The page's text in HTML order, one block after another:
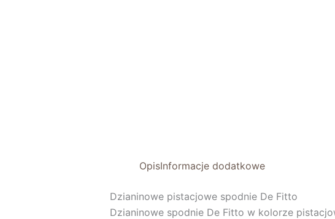
OpisInformacje dodatkowe
Dzianinowe pistacjowe spodnie De Fitto
Dzianinowe spodnie De Fitto w kolorze